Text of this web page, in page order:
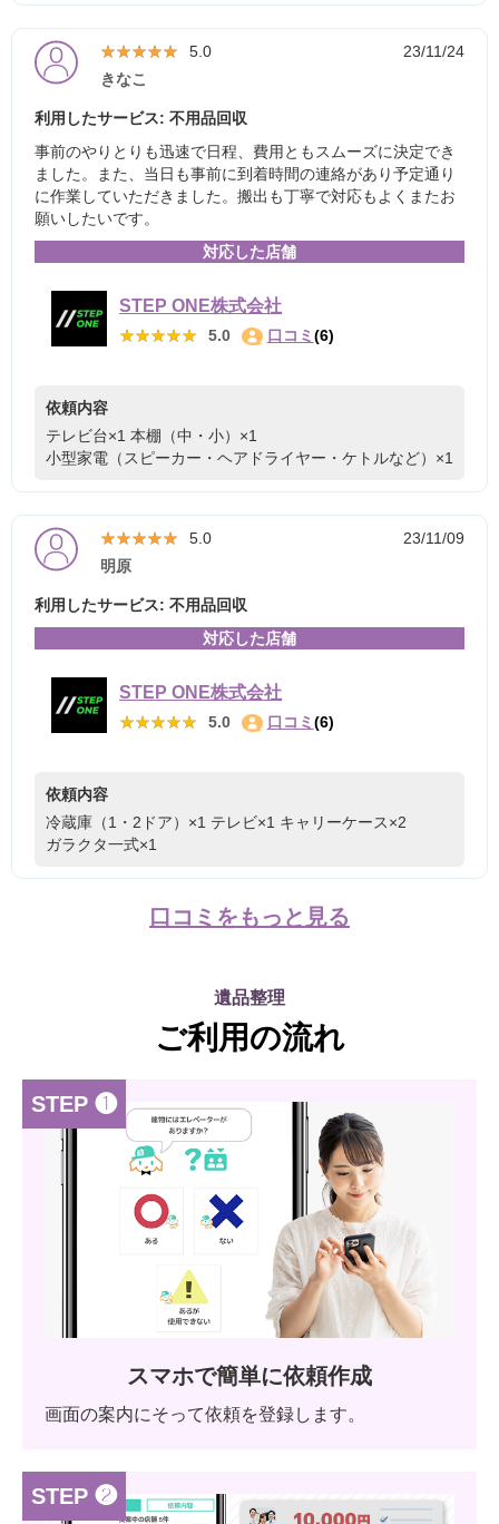
★★★★★
★★★★★ 5.0
23/11/24
きなこ
利用したサービス: 不用品回収
事前のやりとりも迅速で日程、費用ともスムーズに決定でき
ました。また、当日も事前に到着時間の連絡があり予定通り
に作業していただきました。搬出も丁寧で対応もよくまたお
願いしたいです。
対応した店舗
STEP ONE株式会社
★★★★★
★★★★★ 5.0 口コミ (6)
依頼内容
テレビ台×1 本棚（中・小）×1
小型家電（スピーカー・ヘアドライヤー・ケトルなど）×1
★★★★★
★★★★★ 5.0
23/11/09
明原
利用したサービス: 不用品回収
対応した店舗
STEP ONE株式会社
★★★★★
★★★★★ 5.0 口コミ (6)
依頼内容
冷蔵庫（1・2ドア）×1 テレビ×1 キャリーケース×2
ガラクタ一式×1
口コミをもっと見る
遺品整理
ご利用の流れ
STEP ❶
スマホで簡単に依頼作成
画面の案内にそって依頼を登録します。
STEP ❷